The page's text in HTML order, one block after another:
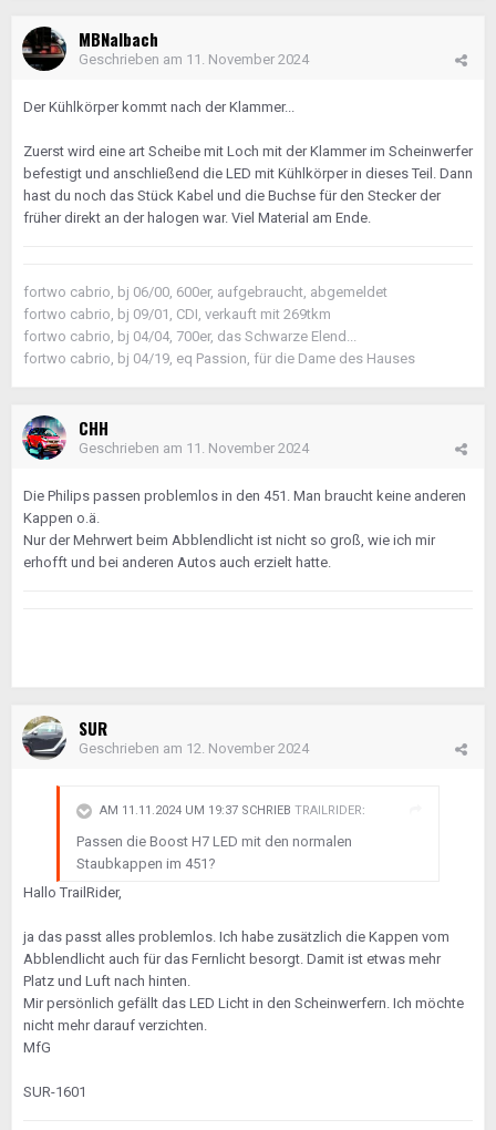
MBNalbach
Geschrieben am 11. November 2024
Der Kühlkörper kommt nach der Klammer...
Zuerst wird eine art Scheibe mit Loch mit der Klammer im Scheinwerfer
befestigt und anschließend die LED mit Kühlkörper in dieses Teil. Dann
hast du noch das Stück Kabel und die Buchse für den Stecker der
früher direkt an der halogen war. Viel Material am Ende.
fortwo cabrio, bj 06/00, 600er, aufgebraucht, abgemeldet
fortwo cabrio, bj 09/01, CDI, verkauft mit 269tkm
fortwo cabrio, bj 04/04, 700er, das Schwarze Elend...
fortwo cabrio, bj 04/19, eq Passion, für die Dame des Hauses
CHH
Geschrieben am 11. November 2024
Die Philips passen problemlos in den 451. Man braucht keine anderen
Kappen o.ä.
Nur der Mehrwert beim Abblendlicht ist nicht so groß, wie ich mir
erhofft und bei anderen Autos auch erzielt hatte.
SUR
Geschrieben am 12. November 2024
AM 11.11.2024 UM 19:37 SCHRIEB TRAILRIDER:
Passen die Boost H7 LED mit den normalen
Staubkappen im 451?
Hallo TrailRider,
ja das passt alles problemlos. Ich habe zusätzlich die Kappen vom
Abblendlicht auch für das Fernlicht besorgt. Damit ist etwas mehr
Platz und Luft nach hinten.
Mir persönlich gefällt das LED Licht in den Scheinwerfern. Ich möchte
nicht mehr darauf verzichten.
MfG
SUR-1601